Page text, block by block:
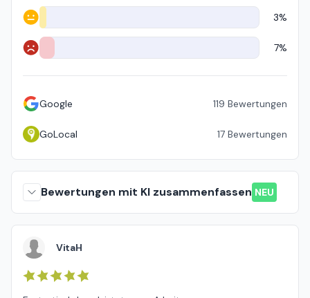
Neutral 3%
Negativ 7%
Google 119 Bewertungen
GoLocal 17 Bewertungen
Bewertungen mit KI zusammenfassen NEU
VitaH